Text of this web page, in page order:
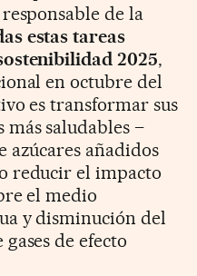
de la
estas tareas
2025,
en octubre del
es transformar sus
saludables –
añadidos
reducir el impacto
el medio
y disminución del
de efecto